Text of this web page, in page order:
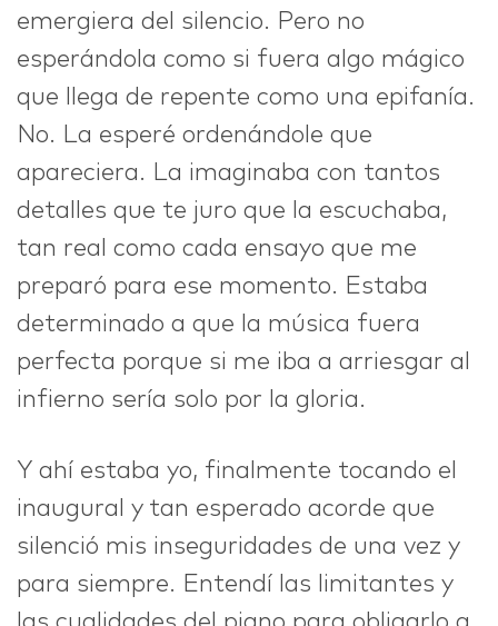
emergiera del silencio. Pero no
esperándola como si fuera algo mágico
que llega de repente como una epifanía.
No. La esperé ordenándole que
apareciera. La imaginaba con tantos
detalles que te juro que la escuchaba,
tan real como cada ensayo que me
preparó para ese momento. Estaba
determinado a que la música fuera
perfecta porque si me iba a arriesgar al
infierno sería solo por la gloria.
Y ahí estaba yo, finalmente tocando el
inaugural y tan esperado acorde que
silenció mis inseguridades de una vez y
para siempre. Entendí las limitantes y